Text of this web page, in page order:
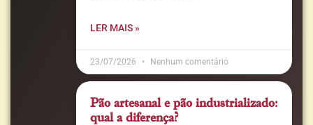
LER MAIS »
23/07/2026 Nenhum comentário
Pão artesanal e pão industrializado:
qual a diferença?